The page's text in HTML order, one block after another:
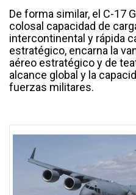
De forma similar, el C-17
colosal capacidad de
intercontinental y rápida
estratégico, encarna la
aéreo estratégico y de
alcance global y la
fuerzas militares.